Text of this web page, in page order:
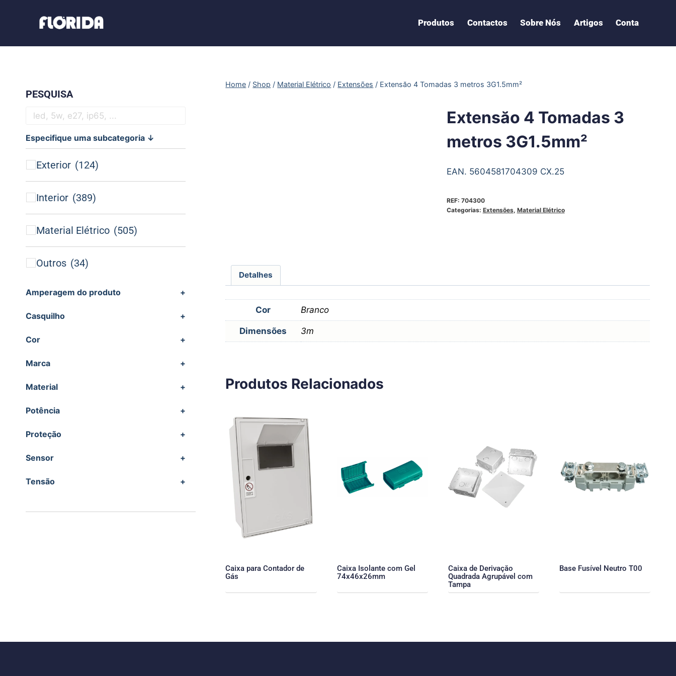
Produtos Contactos Sobre Nós Artigos Conta
Home / Shop / Material Elétrico / Extensões / Extensăo 4 Tomadas 3 metros 3G1.5mm²
Extensăo 4 Tomadas 3
metros 3G1.5mm²
EAN. 5604581704309 CX.25
REF: 704300
Categorias: Extensões, Material Elétrico
Detalhes
Cor Branco
Dimensões 3m
Produtos Relacionados
Caixa para Contador de
Gás
Caixa Isolante com Gel
74x46x26mm
Caixa de Derivaçăo
Quadrada Agrupável com
Tampa
Base Fusível Neutro T00
PESQUISA
Especifique uma subcategoria ↓
Exterior (124)
Interior (389)
Material Elétrico (505)
Outros (34)
Amperagem do produto +
Casquilho +
Cor +
Marca +
Material +
Potência +
Proteção +
Sensor +
Tensão +